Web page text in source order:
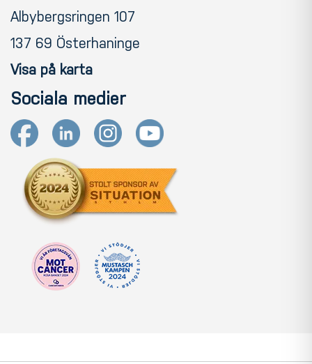
Albybergsringen 107
137 69 Österhaninge
Visa på karta
Sociala medier